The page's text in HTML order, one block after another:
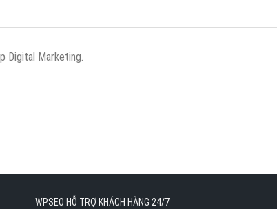
Digital Marketing.
WPSEO HỖ TRỢ KHÁCH HÀNG 24/7